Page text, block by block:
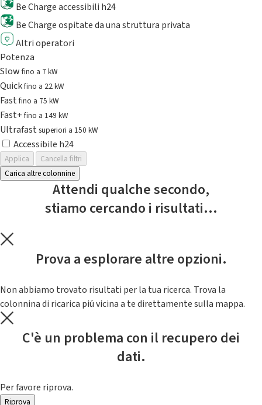
Be Charge accessibili h24
Be Charge ospitate da una struttura privata
Altri operatori
Potenza
Slowfino a 7 kW
Quickfino a 22 kW
Fastfino a 75 kW
Fast+fino a 149 kW
Ultrafast superiori a 150 kW
Accessibile h24
Applica
Cancella filtri
Carica altre colonnine
Attendi qualche secondo,
stiamo cercando i risultati...
Prova a esplorare altre opzioni.
Non abbiamo trovato risultati per la tua ricerca. Trova la
colonnina di ricarica piú vicina a te direttamente sulla mappa.
C'è un problema con il recupero dei
dati.
Per favore riprova.
Riprova